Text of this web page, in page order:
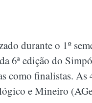
durante o 1º
6ª edição do
como finalistas.
e Mineiro